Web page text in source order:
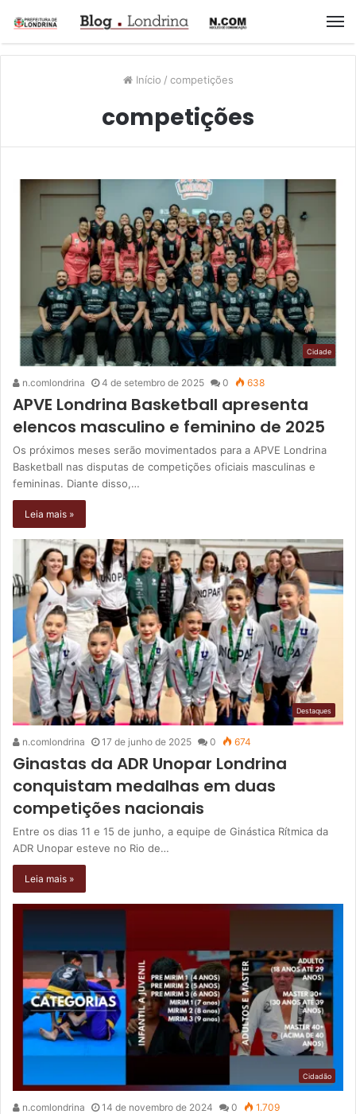
Início / competições
competições
Cidade
n.comlondrina 4 de setembro de 2025 0 638
APVE Londrina Basketball apresenta
elencos masculino e feminino de 2025
Os próximos meses serão movimentados para a APVE Londrina
Basketball nas disputas de competições oficiais masculinas e
femininas. Diante disso,…
Leia mais »
Destaques
n.comlondrina 17 de junho de 2025 0 674
Ginastas da ADR Unopar Londrina
conquistam medalhas em duas
competições nacionais
Entre os dias 11 e 15 de junho, a equipe de Ginástica Rítmica da
ADR Unopar esteve no Rio de…
Leia mais »
Cidadão
n.comlondrina 14 de novembro de 2024 0 1.709